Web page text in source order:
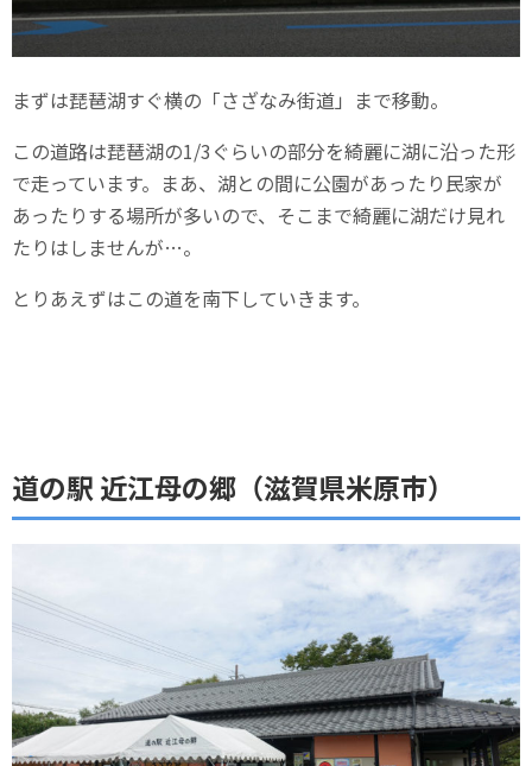
まずは琵琶湖すぐ横の「さざなみ街道」まで移動。
この道路は琵琶湖の1/3ぐらいの部分を綺麗に湖に沿った形
で走っています。まあ、湖との間に公園があったり民家が
あったりする場所が多いので、そこまで綺麗に湖だけ見れ
たりはしませんが…。
とりあえずはこの道を南下していきます。
道の駅 近江母の郷（滋賀県米原市）